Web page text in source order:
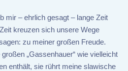
mir – ehrlich gesagt – lange Zeit
kreuzen sich unsere Wege
zu meiner großen Freude.
„Gassenhauer“ wie vielleicht
enthält, sie rührt meine slawische